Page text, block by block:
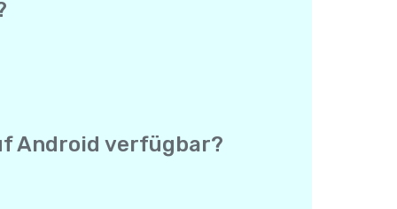
Android verfügbar?